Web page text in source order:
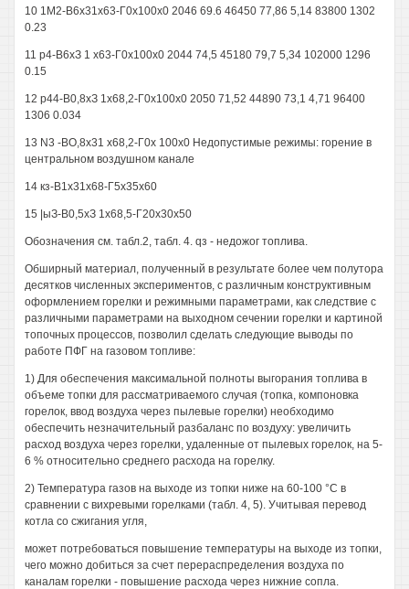
10 1М2-В6х31х63-Г0х100х0 2046 69.6 46450 77,86 5,14 83800 1302
0.23
11 р4-В6хЗ 1 х63-Г0х100x0 2044 74,5 45180 79,7 5,34 102000 1296
0.15
12 р44-В0,8хЗ 1х68,2-Г0х100х0 2050 71,52 44890 73,1 4,71 96400
1306 0.034
13 N3 -ВО,8x31 х68,2-Г0х 100x0 Недопустимые режимы: горение в
центральном воздушном канале
14 кз-В1х31х68-Г5х35х60
15 |ыЗ-В0,5хЗ 1х68,5-Г20х30х50
Обозначения см. табл.2, табл. 4. qз - недожог топлива.
Обширный материал, полученный в результате более чем полутора
десятков численных экспериментов, с различным конструктивным
оформлением горелки и режимными параметрами, как следствие с
различными параметрами на выходном сечении горелки и картиной
топочных процессов, позволил сделать следующие выводы по
работе ПФГ на газовом топливе:
1) Для обеспечения максимальной полноты выгорания топлива в
объеме топки для рассматриваемого случая (топка, компоновка
горелок, ввод воздуха через пылевые горелки) необходимо
обеспечить незначительный разбаланс по воздуху: увеличить
расход воздуха через горелки, удаленные от пылевых горелок, на 5-
6 % относительно среднего расхода на горелку.
2) Температура газов на выходе из топки ниже на 60-100 °С в
сравнении с вихревыми горелками (табл. 4, 5). Учитывая перевод
котла со сжигания угля,
может потребоваться повышение температуры на выходе из топки,
чего можно добиться за счет перераспределения воздуха по
каналам горелки - повышение расхода через нижние сопла.